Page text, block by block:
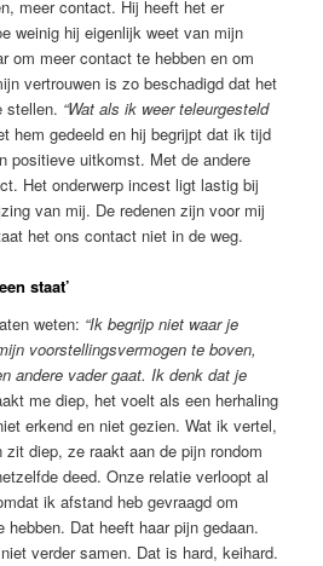
meer contact. Hij heeft het er
weinig hij eigenlijk weet van mijn
om meer contact te hebben en om
vertrouwen is zo beschadigd dat het
stellen. “Wat als ik weer teleurgesteld
hem gedeeld en hij begrijpt dat ik tijd
positieve uitkomst. Met de andere
Het onderwerp incest ligt lastig bij
van mij. De redenen zijn voor mij
het ons contact niet in de weg.
staat’
weten: “Ik begrijp niet waar je
voorstellingsvermogen te boven,
andere vader gaat. Ik denk dat je
me diep, het voelt als een herhaling
erkend en niet gezien. Wat ik vertel,
diep, ze raakt aan de pijn rondom
deed. Onze relatie verloopt al
ik afstand heb gevraagd om
Dat heeft haar pijn gedaan.
verder samen. Dat is hard, keihard.